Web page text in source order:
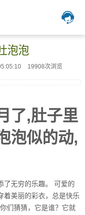
泡泡
19908次浏览
了,肚子里
泡似的动,
了无穷的乐趣。 可爱的
着美丽的彩衣，总是快乐
们猜猜，它是谁？它就